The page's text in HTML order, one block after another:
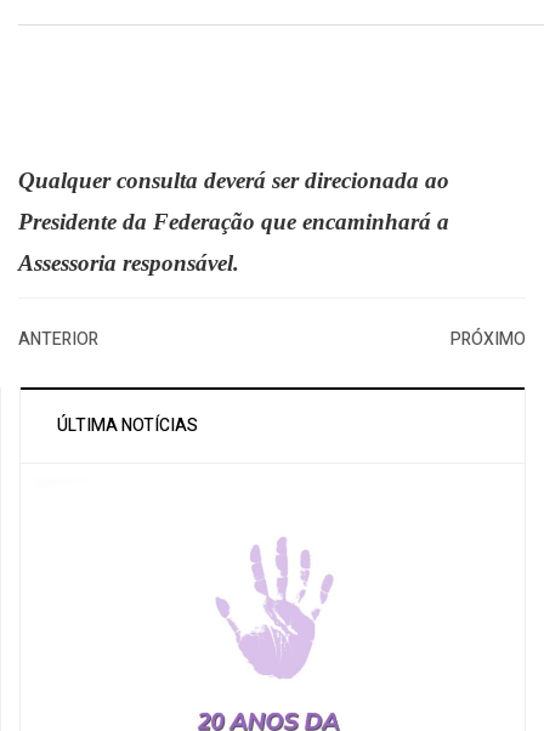
Qualquer consulta deverá ser direcionada ao
Presidente da Federação que encaminhará a
Assessoria responsável.
ANTERIOR PRÓXIMO
ÚLTIMA NOTÍCIAS